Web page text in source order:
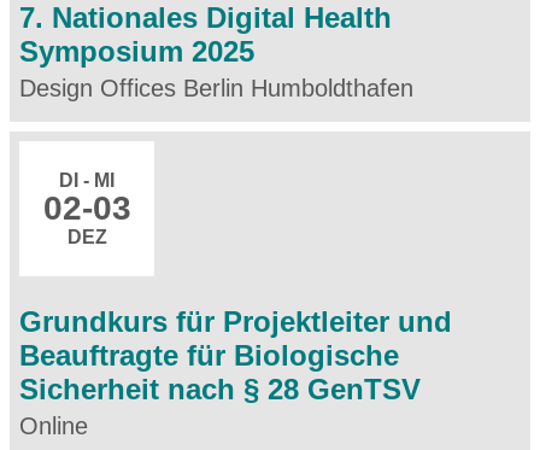
7. Nationales Digital Health
Symposium 2025
Design Offices Berlin Humboldthafen
DI - MI
02-03
DEZ
Grundkurs für Projektleiter und
Beauftragte für Biologische
Sicherheit nach § 28 GenTSV
Online